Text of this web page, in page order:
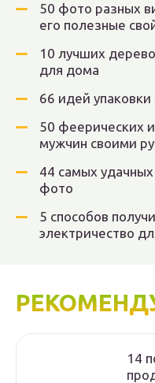
50 фото разных
его полезные
10 лучших
для дома
66 идей
50 феерических
мужчин своими
44 самых
фото
5 способов
электричество
14